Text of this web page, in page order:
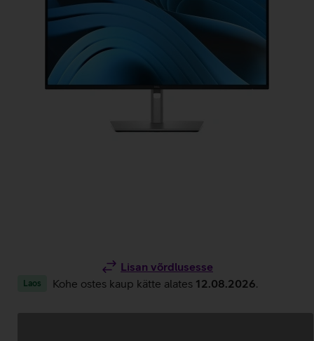
Lisan võrdlusesse
Laos Kohe ostes kaup kätte alates 12.08.2026